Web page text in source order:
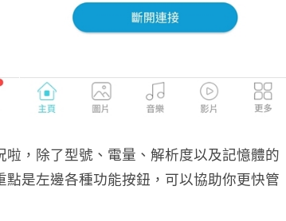
，除了型號、電量、解析度以及記憶體的
是左邊各種功能按鈕，可以協助你更快管